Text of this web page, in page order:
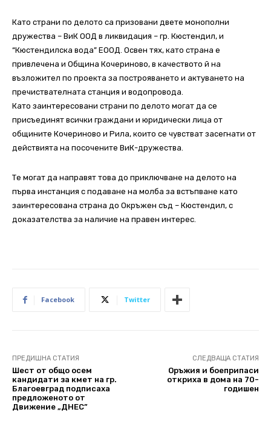
Като страни по делото са призовани двете монополни
дружества – ВиК ООД в ликвидация – гр. Кюстендил, и
“Кюстендилска вода” ЕООД. Освен тях, като страна е
привлечена и Община Кочериново, в качеството й на
възложител по проекта за построяването и актуването на
пречиствателната станция и водопровода.
Като заинтересовани страни по делото могат да се
присъединят всички граждани и юридически лица от
общините Кочериново и Рила, които се чувстват засегнати от
действията на посочените ВиК-дружества.
Те могат да направят това до приключване на делото на
първа инстанция с подаване на молба за встъпване като
заинтересована страна до Окръжен съд – Кюстендил, с
доказателства за наличие на правен интерес.
Facebook Twitter
ПРЕДИШНА СТАТИЯ
Шест от общо осем
кандидати за кмет на гр.
Благоевград подписаха
предложеното от
Движение „ДНЕС”
СЛЕДВАЩА СТАТИЯ
Оръжия и боеприпаси
откриха в дома на 70-
годишен